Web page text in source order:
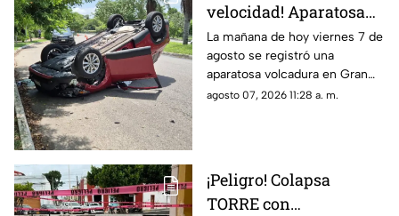
velocidad! Aparatosa
VOLCADURA hoy
viernes 7 de agosto en
San Pedro Cholul; ¿Hay
heridos?
La mañana de hoy viernes 7 de
agosto se registró una
aparatosa volcadura en Gran
San Pedro Cholul, al norte de la
agosto 07, 2026 11:28 a. m.
¡Peligro! Colapsa
TORRE con